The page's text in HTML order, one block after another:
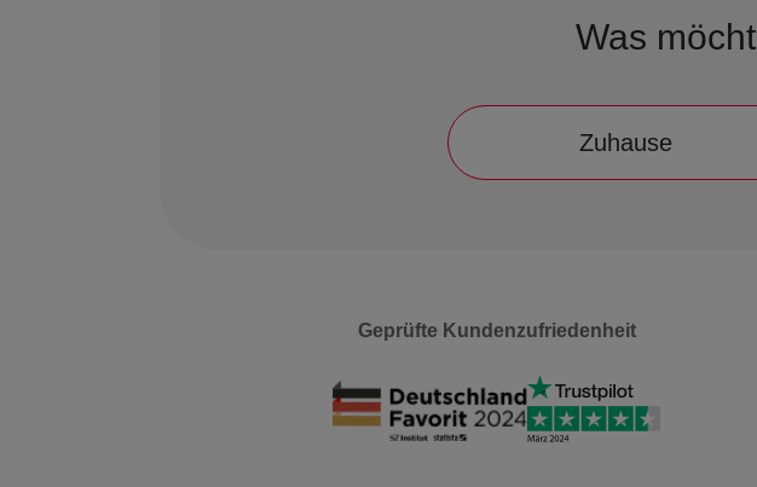
Was
Zuhause
Geprüfte Kundenzufriedenheit